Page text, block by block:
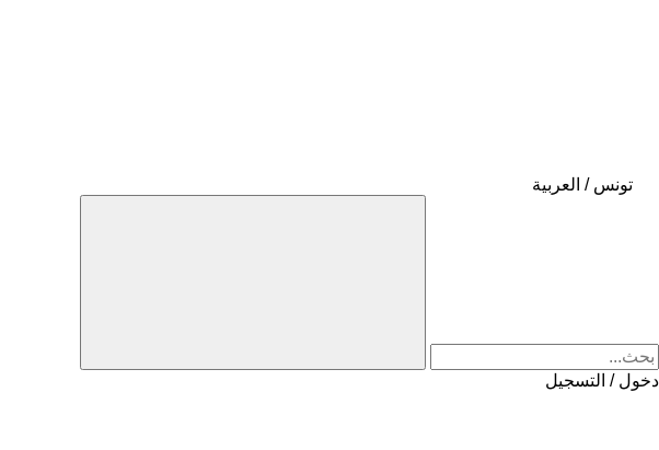
تونس / العربية
دخول / التسجيل